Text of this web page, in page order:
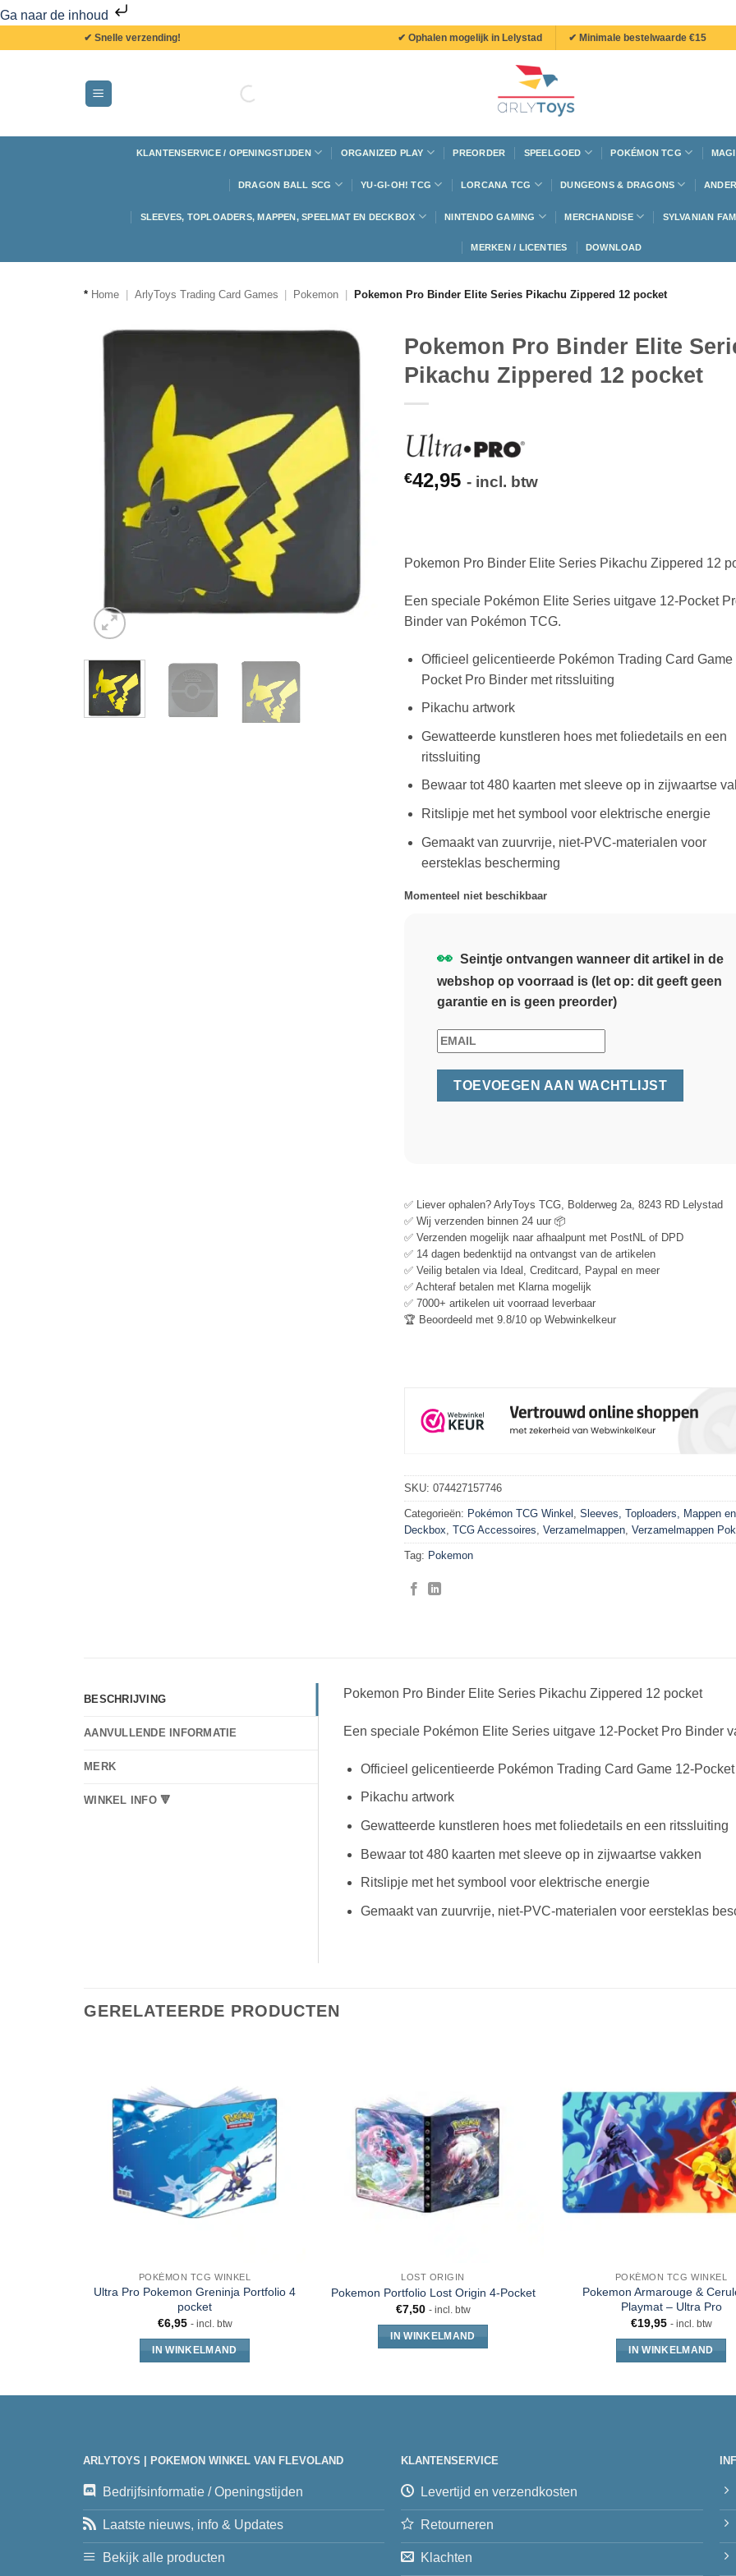
Ga naar de inhoud
✔ Snelle verzending! ✔ Ophalen mogelijk in Lelystad ✔ Minimale bestelwaarde €15
KLANTENSERVICE / OPENINGSTIJDEN ORGANIZED PLAY PREORDER SPEELGOED POKÉMON TCG
DRAGON BALL SCG YU-GI-OH! TCG LORCANA TCG DUNGEONS & DRAGONS
SLEEVES, TOPLOADERS, MAPPEN, SPEELMAT EN DECKBOX NINTENDO GAMING MERCHANDISE SYLVANIAN
MERKEN / LICENTIES DOWNLOAD
* Home ArlyToys Trading Card Games Pokemon Pokemon Pro Binder Elite Series Pikachu Zippered 12 pocket
Pokemon Pro Binder Elite
Pikachu Zippered 12 pocket
€42,95 - incl. btw
Pokemon Pro Binder Elite Series Pikachu Zippered 12
Een speciale Pokémon Elite Series uitgave 12-Pocket
Binder van Pokémon TCG.
Officieel gelicentieerde Pokémon Trading Card Game
Pocket Pro Binder met ritssluiting
Pikachu artwork
Gewatteerde kunstleren hoes met foliedetails en een
ritssluiting
Bewaar tot 480 kaarten met sleeve op in zijwaartse
Ritslipje met het symbool voor elektrische energie
Gemaakt van zuurvrije, niet-PVC-materialen voor
eersteklas bescherming
Momenteel niet beschikbaar
👀 Seintje ontvangen wanneer dit artikel in de
webshop op voorraad is (let op: dit geeft geen
garantie en is geen preorder)
✅ Liever ophalen? ArlyToys TCG, Bolderweg 2a, 8243 RD Lelystad
✅ Wij verzenden binnen 24 uur 📦
✅ Verzenden mogelijk naar afhaalpunt met PostNL of DPD
✅ 14 dagen bedenktijd na ontvangst van de artikelen
✅ Veilig betalen via Ideal, Creditcard, Paypal en meer
✅ Achteraf betalen met Klarna mogelijk
✅ 7000+ artikelen uit voorraad leverbaar
🏆 Beoordeeld met 9.8/10 op Webwinkelkeur
SKU: 074427157746
Categorieën: Pokémon TCG Winkel Sleeves, Toploaders, Mappen en
Deckbox TCG Accessoires Verzamelmappen Verzamelmappen
Tag: Pokemon
BESCHRIJVING
AANVULLENDE INFORMATIE
MERK
WINKEL INFO 🔻
Pokemon Pro Binder Elite Series Pikachu Zippered 12 pocket
Een speciale Pokémon Elite Series uitgave 12-Pocket Pro Binder
Officieel gelicentieerde Pokémon Trading Card Game 12-
Pikachu artwork
Gewatteerde kunstleren hoes met foliedetails en een ritssluiting
Bewaar tot 480 kaarten met sleeve op in zijwaartse vakken
Ritslipje met het symbool voor elektrische energie
Gemaakt van zuurvrije, niet-PVC-materialen voor eersteklas
GERELATEERDE PRODUCTEN
POKÉMON TCG WINKEL
Ultra Pro Pokemon Greninja Portfolio 4
pocket
€6,95 - incl. btw
IN WINKELMAND
LOST ORIGIN
Pokemon Portfolio Lost Origin 4-Pocket
€7,50 - incl. btw
IN WINKELMAND
POKÉMON TCG WINKEL
Pokemon Armarouge &
Playmat – Ultra Pro
€19,95 - incl. btw
IN WINKELMAND
ARLYTOYS | POKEMON WINKEL VAN FLEVOLAND
Bedrijfsinformatie / Openingstijden
Laatste nieuws, info & Updates
Bekijk alle producten
KLANTENSERVICE
Levertijd en verzendkosten
Retourneren
Klachten